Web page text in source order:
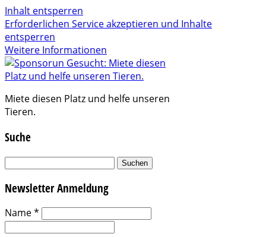
Inhalt entsperren
Erforderlichen Service akzeptieren und Inhalte
entsperren
Weitere Informationen
Miete diesen Platz und helfe unseren
Tieren.
Suche
Suchen
Newsletter Anmeldung
Name*